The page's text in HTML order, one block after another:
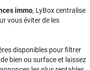
immo, LyBox centralise
vous éviter de les
disponibles pour filtrer
bien ou surface et laissez